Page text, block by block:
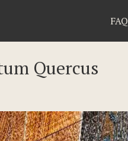
FAQ
Quercus